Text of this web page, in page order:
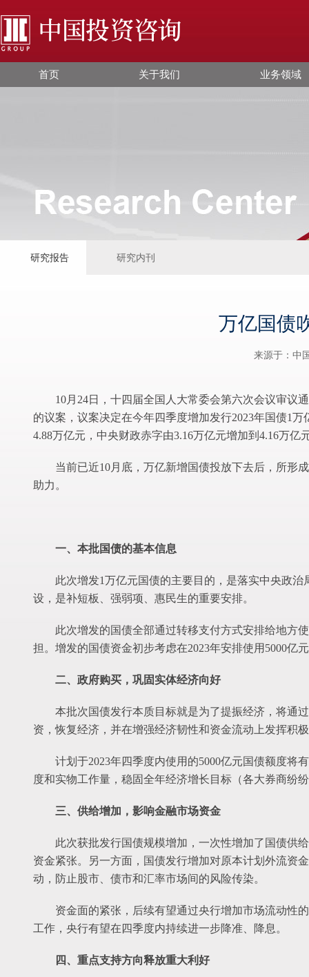
首页 关于我们 业务领域
研究报告 研究内刊
万亿国债
来源于：中
10月24日，十四届全国人大常委会第六次会议审议
的议案，议案决定在今年四季度增加发行2023年国债1
4.88万亿元，中央财政赤字由3.16万亿元增加到4.16万亿
当前已近10月底，万亿新增国债投放下去后，所形
助力。
一、本批国债的基本信息
此次增发1万亿元国债的主要目的，是落实中央政
设，是补短板、强弱项、惠民生的重要安排。
此次增发的国债全部通过转移支付方式安排给地方
担。增发的国债资金初步考虑在2023年安排使用5000亿
二、政府购买，巩固实体经济向好
本批次国债发行本质目标就是为了提振经济，将通
资，恢复经济，并在增强经济韧性和资金流动上发挥积
计划于2023年四季度内使用的5000亿元国债额度将
度和实物工作量，稳固全年经济增长目标（各大券商纷
三、供给增加，影响金融市场资金
此次获批发行国债规模增加，一次性增加了国债供
资金紧张。另一方面，国债发行增加对原本计划外流资
动，防止股市、债市和汇率市场间的风险传染。
资金面的紧张，后续有望通过央行增加市场流动性
工作，央行有望在四季度内持续进一步降准、降息。
四、重点支持方向释放重大利好